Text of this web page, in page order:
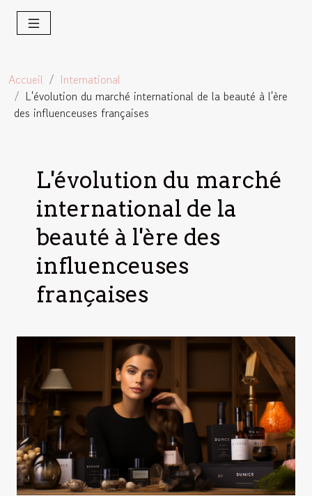
Accueil
International
L'évolution du marché international de la beauté à l'ère
des influenceuses françaises
L'évolution du marché
international de la
beauté à l'ère des
influenceuses
françaises